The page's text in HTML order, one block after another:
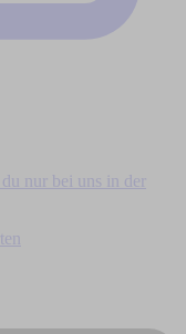
nur bei uns in der